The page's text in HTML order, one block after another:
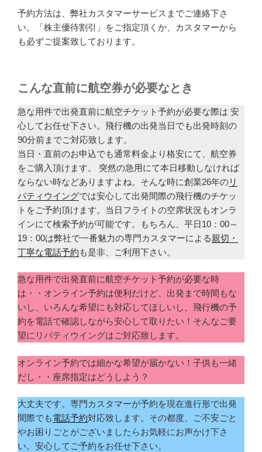
予約方法は、弊社カスタマーサービスまでご連絡下さ
い。「株主優待割引」をご指定頂くか、カスタマーから
も必ずご提案致しております。
こんな直前に航空券が必要なとき
急な用件で出発直前に航空チケット予約が必要な際は 安
心してお任せ下さい。飛行機の出発当日でも出発時刻の
90分前までご対応致します。
当日・直前のお申込でも通常料金より格安にて、航空券
をご購入頂けます。 突然の急用にて本日移動しなければ
ならない時などありますよね。そんな時に創業26年のリ
バティウイングでは安心して出発間際の飛行機のチケッ
トをご予約頂けます。当日フライトの空席状況もオンラ
インにて検索予約が可能です。もちろん、平日10：00～
19：00は弊社で一番魅力の専門カスタマーによる親切・
丁寧な電話予約 も是非、ご利用下さい。
急な用件で出発直前に航空チケット予約が必要な時
は・・オンライン予約は便利だけど、出発まで時間もな
いし、いろんな希望にも対応してほしいし、飛行機の予
約を電話で確認しながら安心して取りたい！そんなご要
望にリバティウイングはご対応致します。
オンライン予約では細かな希望が届かない！子供も一緒
だし・・座席指定はどうしよう？
大丈夫です。専門カスタマーが予約を現在進行形で出発
間際でも電話予約対応致します。その都度、ご不安ごと
やお困りごとがございましたらお気軽にお声かけ下さ
い。安心してご予約をお任せ下さい。